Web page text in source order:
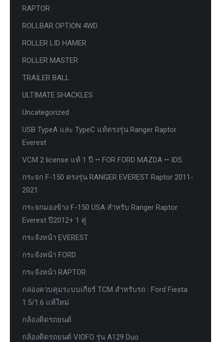
RAPTOR
ROLLBAR OPTION 4WD
ROLLER LID HAMER
ROLLER MASTER
TRAILER BALL
ULTIMATE SHACKLES
Uncategorized
USB TypeA และ TypeC แท้ตรงรุ่น Ranger Raptor
Everest
VCM 2 license แท้ 1 ปี •• FOR FORD MAZDA •• IDS.
กระจก F-150 ตรงรุ่น RANGER EVEREST Raptor 2011-
2021
กระจกมองข้าง F-150 USA สำหรับ Ranger Raptor
Everest ปี2012+ 1 คู่
กระจังหน้า EVEREST
กระจังหน้า FORD
กระจังหน้า RAPTOR
กล่องควบคุมระบบเกียร์ TCM สำหรับรถ : Ford Fiesta
1.5/1.6 แท้ใหม่
กล้องติดรถยนต์
กล้องติดรถยนต์ VIOFO รุ่น A129 Duo